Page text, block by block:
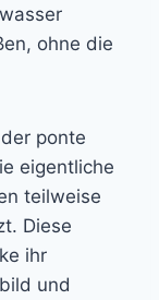
ohne die
ponte
eigentliche
teilweise
Diese
ihr
und